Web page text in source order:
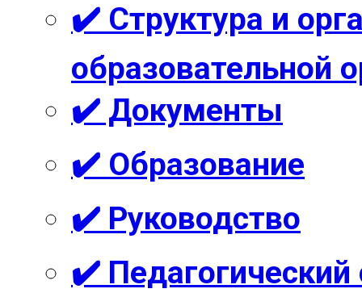
✔️ Структура и
образовательной
✔️ Документы
✔️ Образование
✔️ Руководство
✔️ Педагогический